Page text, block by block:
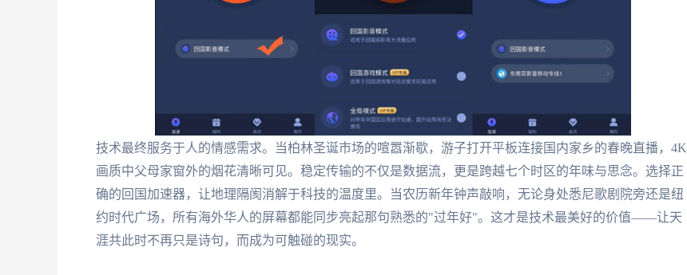
技术最终服务于人的情感需求。当柏林圣诞市场的喧嚣渐歇，游子打开平板连接国内家乡的春晚直播，4K
画质中父母家窗外的烟花清晰可见。稳定传输的不仅是数据流，更是跨越七个时区的年味与思念。选择正
确的回国加速器，让地理隔阂消解于科技的温度里。当农历新年钟声敲响，无论身处悉尼歌剧院旁还是纽
约时代广场，所有海外华人的屏幕都能同步亮起那句熟悉的"过年好"。这才是技术最美好的价值——让天
涯共此时不再只是诗句，而成为可触碰的现实。